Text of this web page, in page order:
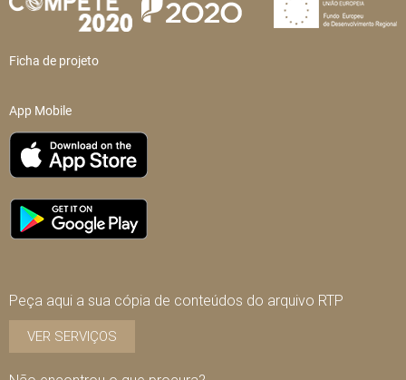
Ficha de projeto
App Mobile
Peça aqui a sua cópia de conteúdos do arquivo RTP
VER SERVIÇOS